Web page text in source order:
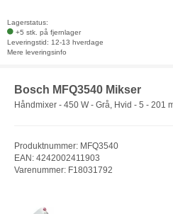
Lagerstatus:
+5 stk. på fjernlager
Leveringstid: 12-13 hverdage
Mere leveringsinfo
Bosch MFQ3540 Mikser
Håndmixer - 450 W - Grå, Hvid - 5 - 201
Produktnummer: MFQ3540
EAN: 4242002411903
Varenummer: F18031792